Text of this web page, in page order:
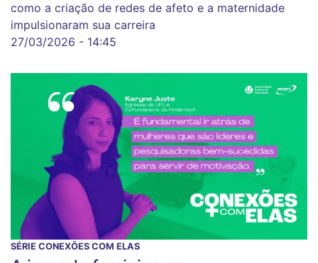
como a criação de redes de afeto e a maternidade
impulsionaram sua carreira
27/03/2026 - 14:45
SÉRIE CONEXÕES COM ELAS